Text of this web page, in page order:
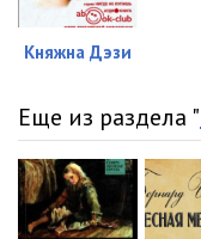
0022
0023
0025
0026
Княжна Дэзи
Еще из раздела "